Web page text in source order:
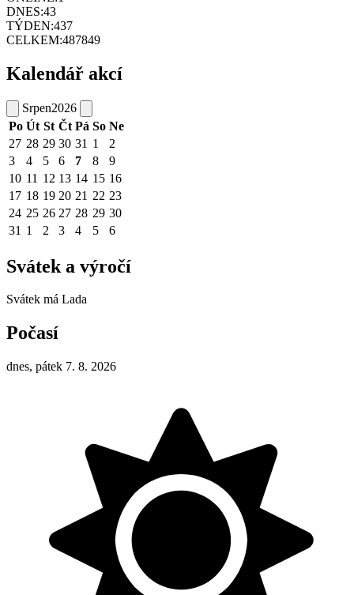
DNES:43
TÝDEN:437
CELKEM:487849
Kalendář akcí
Srpen2026
Po Út St Čt Pá So Ne
27 28 29 30 31 1
2
3
4 5 6 7 8
9
10 11 12 13 14 15 16
17 18 19 20 21 22 23
24 25 26 27 28 29 30
31 1 2 3 4 5 6
Svátek a výročí
Svátek má Lada
Počasí
dnes, pátek 7. 8. 2026